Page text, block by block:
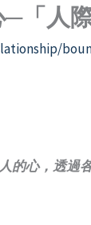
「人
人的心，透